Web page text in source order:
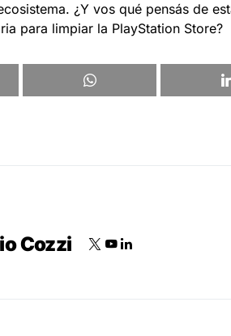
¿Y vos qué pensás de
para limpiar la PlayStation Store?
Cozzi